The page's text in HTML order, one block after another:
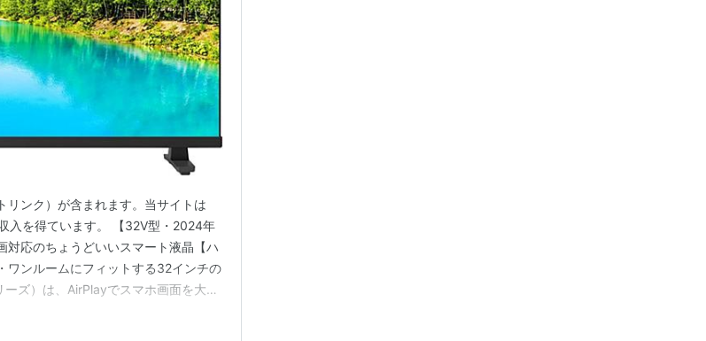
by スカパー！とは別チャンネ
ンク）が含まれます。当サイトは
入を得ています。 【32V型・2024年
応のちょうどいいスマート液晶【ハ
ワンルームにフィットする32インチの
ズ）は、AirPlayでスマホ画面を大画